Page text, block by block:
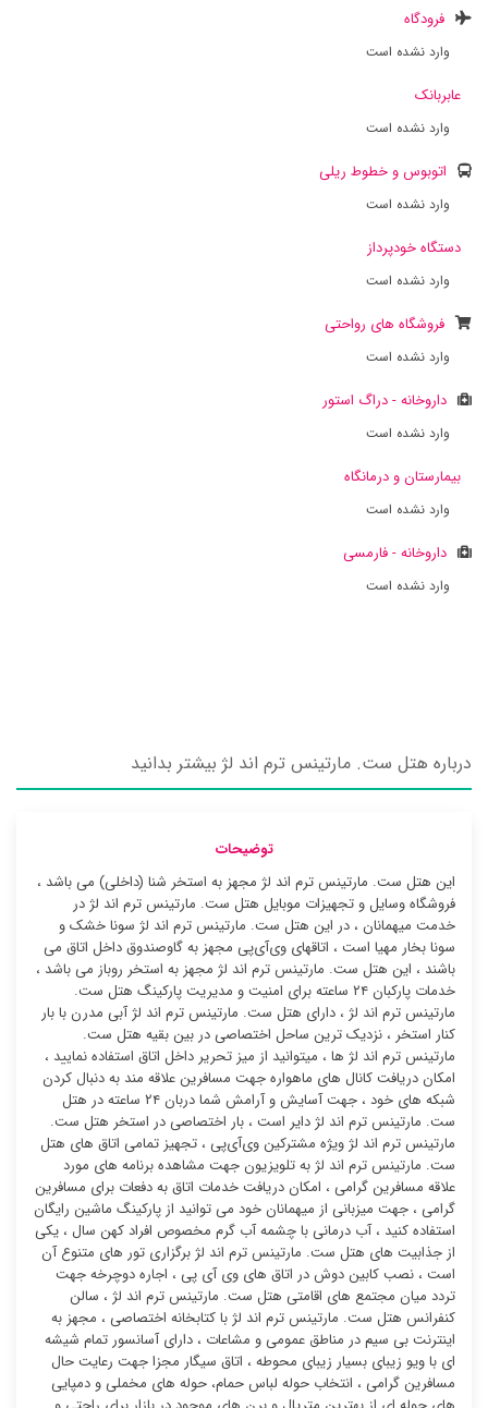
فرودگاه
وارد نشده است
عابربانک
وارد نشده است
اتوبوس و خطوط ریلی
وارد نشده است
دستگاه خودپرداز
وارد نشده است
فروشگاه های رواحتی
وارد نشده است
داروخانه - دراگ استور
وارد نشده است
بیمارستان و درمانگاه
وارد نشده است
داروخانه - فارمسی
وارد نشده است
درباره هتل ست. مارتینس ترم اند لژ بیشتر بدانید
توضیحات
این هتل ست. مارتینس ترم اند لژ مجهز به استخر شنا (داخلی) می باشد ،
فروشگاه وسایل و تجهیزات موبایل هتل ست. مارتینس ترم اند لژ در
خدمت میهمانان ، در این هتل ست. مارتینس ترم اند لژ سونا خشک و
سونا بخار مهیا است ، اتاقهای وی‌آی‌پی مجهز به گاوصندوق داخل اتاق می
باشند ، این هتل ست. مارتینس ترم اند لژ مجهز به استخر روباز می باشد ،
خدمات پارکبان ۲۴ ساعته برای امنیت و مدیریت پارکینگ هتل ست.
مارتینس ترم اند لژ ، دارای هتل ست. مارتینس ترم اند لژ آبی مدرن با بار
کنار استخر ، نزدیک ترین ساحل اختصاصی در بین بقیه هتل ست.
مارتینس ترم اند لژ ها ، میتوانید از میز تحریر داخل اتاق استفاده نمایید ،
امکان دریافت کانال های ماهواره جهت مسافرین علاقه مند به دنبال کردن
شبکه های خود ، جهت آسایش و آرامش شما دربان ۲۴ ساعته در هتل
ست. مارتینس ترم اند لژ دایر است ، بار اختصاصی در استخر هتل ست.
مارتینس ترم اند لژ ویژه مشترکین وی‌آی‌پی ، تجهیز تمامی اتاق های هتل
ست. مارتینس ترم اند لژ به تلویزیون جهت مشاهده برنامه های مورد
علاقه مسافرین گرامی ، امکان دریافت خدمات اتاق به دفعات برای مسافرین
گرامی ، جهت میزبانی از میهمانان خود می توانید از پارکینگ ماشین رایگان
استفاده کنید ، آب درمانی با چشمه آب گرم مخصوص افراد کهن سال ، یکی
از جذابیت های هتل ست. مارتینس ترم اند لژ برگزاری تور های متنوع آن
است ، نصب کابین دوش در اتاق های وی آی پی ، اجاره دوچرخه جهت
تردد میان مجتمع های اقامتی هتل ست. مارتینس ترم اند لژ ، سالن
کنفرانس هتل ست. مارتینس ترم اند لژ با کتابخانه اختصاصی ، مجهز به
اینترنت بی سیم در مناطق عمومی و مشاعات ، دارای آسانسور تمام شیشه
ای با ویو زیبای بسیار زیبای محوطه ، اتاق سیگار مجزا جهت رعایت حال
مسافرین گرامی ، انتخاب حوله لباس حمام، حوله های مخملی و دمپایی